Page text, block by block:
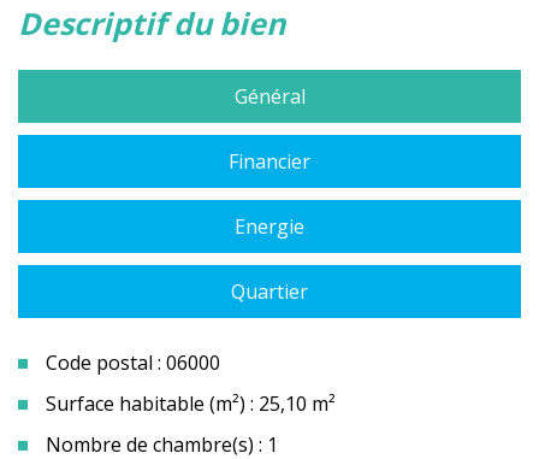
descriptif du bien
Général
Financier
Energie
Quartier
Code postal : 06000
Surface habitable (m²) : 25,10 m²
Nombre de chambre(s) : 1